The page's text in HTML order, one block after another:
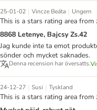
25-01-02 | Vincze Beáta | Ungern
This is a stars rating area from
8868 Letenye, Bajcsy Zs.42
Jag kunde inte ta emot
sönder och mycket saknades.
Denna recension har översatts.
24-12-27 | Susi | Tyskland
This is a stars rating area from